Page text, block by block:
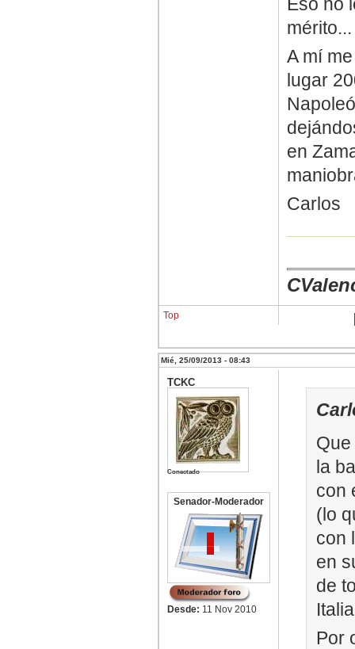
Eso no
A mí
lugar
en
Carlos
Top
Mié, 25/09/2013 - 08:43
TCKC
Conectado
Senador-Moderador
Desde: 11 Nov 2010
la
con
(lo
con
en
de
Por